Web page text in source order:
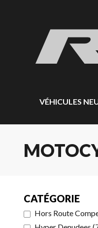
VÉHICULES
CATÉGORIE
Hors Route